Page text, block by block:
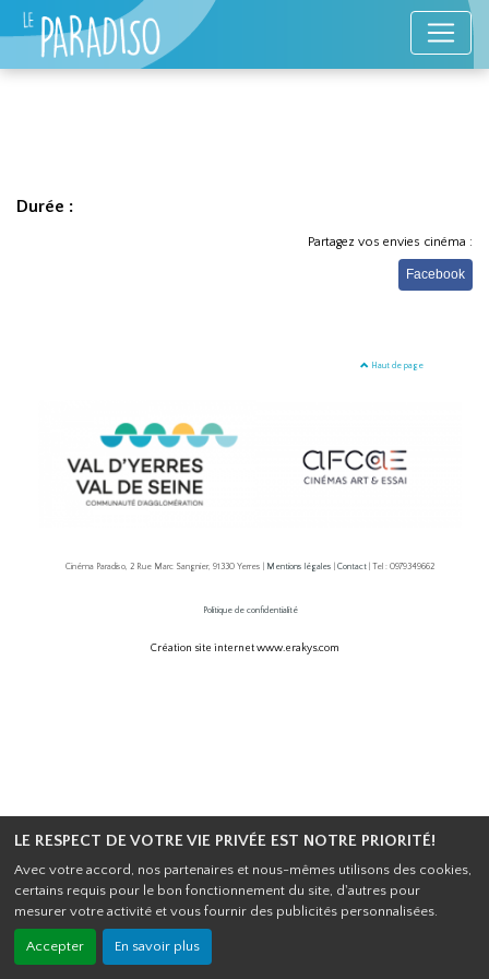
LE RESPECT DE VOTRE VIE PRIVÉE EST NOTRE PRIORITÉ!
Avec votre accord, nos partenaires et nous-mêmes utilisons des cookies,
certains requis pour le bon fonctionnement du site, d'autres pour
mesurer votre activité et vous fournir des publicités personnalisées.
Accepter En savoir plus
Durée :
Partagez vos envies cinéma :
Facebook
Haut de page
Cinéma Paradiso, 2 Rue Marc Sangnier, 91330 Yerres | Mentions légales Contact | Tel : 0979349662
Politique de confidentialité
Création site internet www.erakys.com